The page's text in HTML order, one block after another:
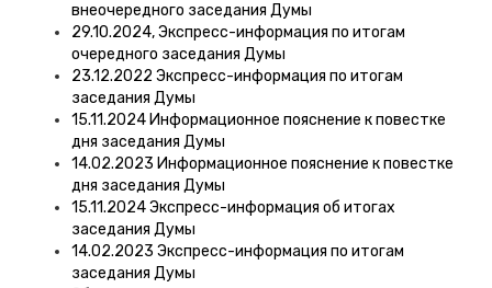
внеочередного заседания Думы
29.10.2024, Экспресс-информация по итогам
очередного заседания Думы
23.12.2022 Экспресс-информация по итогам
заседания Думы
15.11.2024 Информационное пояснение к повестке
дня заседания Думы
14.02.2023 Информационное пояснение к повестке
дня заседания Думы
15.11.2024 Экспресс-информация об итогах
заседания Думы
14.02.2023 Экспресс-информация по итогам
заседания Думы